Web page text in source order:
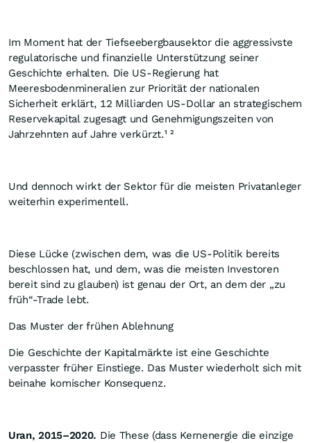
Im Moment hat der Tiefseebergbausektor die aggressivste
regulatorische und finanzielle Unterstützung seiner
Geschichte erhalten. Die US-Regierung hat
Meeresbodenmineralien zur Priorität der nationalen
Sicherheit erklärt, 12 Milliarden US-Dollar an strategischem
Reservekapital zugesagt und Genehmigungszeiten von
Jahrzehnten auf Jahre verkürzt.¹ ²
Und dennoch wirkt der Sektor für die meisten Privatanleger
weiterhin experimentell.
Diese Lücke (zwischen dem, was die US-Politik bereits
beschlossen hat, und dem, was die meisten Investoren
bereit sind zu glauben) ist genau der Ort, an dem der „zu
früh“-Trade lebt.
Das Muster der frühen Ablehnung
Die Geschichte der Kapitalmärkte ist eine Geschichte
verpasster früher Einstiege. Das Muster wiederholt sich mit
beinahe komischer Konsequenz.
Uran, 2015–2020. Die These (dass Kernenergie die einzige